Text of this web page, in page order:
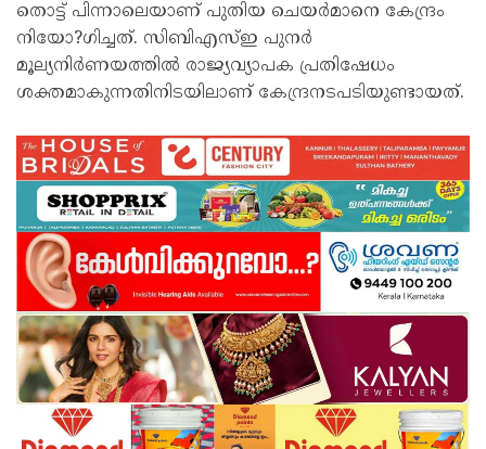
തൊട്ട് പിന്നാലെയാണ് പുതിയ ചെയര്‍മാനെ കേന്ദ്രം
നിയോ?ഗിച്ചത്. സിബിഎസ്ഇ പുനര്‍
മൂല്യനിര്‍ണയത്തില്‍ രാജ്യവ്യാപക പ്രതിഷേധം
ശക്തമാകുന്നതിനിടയിലാണ് കേന്ദ്രനടപടിയുണ്ടായത്.